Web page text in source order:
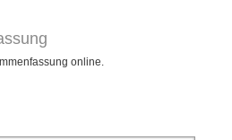
und Information zu Wünschen
online.